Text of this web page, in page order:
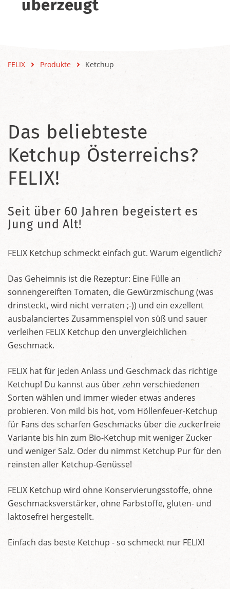
überzeugt
FELIX Produkte Ketchup
Das beliebteste
Ketchup Österreichs?
FELIX!
Seit über 60 Jahren begeistert es
Jung und Alt!
FELIX Ketchup schmeckt einfach gut. Warum eigentlich?
Das Geheimnis ist die Rezeptur: Eine Fülle an
sonnengereiften Tomaten, die Gewürzmischung (was
drinsteckt, wird nicht verraten ;-)) und ein exzellent
ausbalanciertes Zusammenspiel von süß und sauer
verleihen FELIX Ketchup den unvergleichlichen
Geschmack.
FELIX hat für jeden Anlass und Geschmack das richtige
Ketchup! Du kannst aus über zehn verschiedenen
Sorten wählen und immer wieder etwas anderes
probieren. Von mild bis hot, vom Höllenfeuer-Ketchup
für Fans des scharfen Geschmacks über die zuckerfreie
Variante bis hin zum Bio-Ketchup mit weniger Zucker
und weniger Salz. Oder du nimmst Ketchup Pur für den
reinsten aller Ketchup-Genüsse!
FELIX Ketchup wird ohne Konservierungsstoffe, ohne
Geschmacksverstärker, ohne Farbstoffe, gluten- und
laktosefrei hergestellt.
Einfach das beste Ketchup - so schmeckt nur FELIX!